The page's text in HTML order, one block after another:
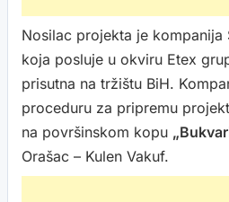
Nosilac projekta je kompanija
koja posluje u okviru Etex
prisutna na tržištu BiH.
proceduru za pripremu
na površinskom kopu
Orašac – Kulen Vakuf.